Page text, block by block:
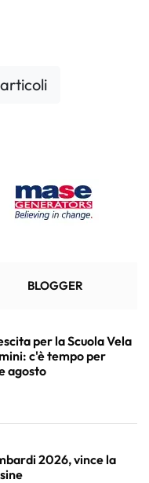
BLOGGER
per la Scuola Vela
c'è tempo per
agosto
2026, vince la